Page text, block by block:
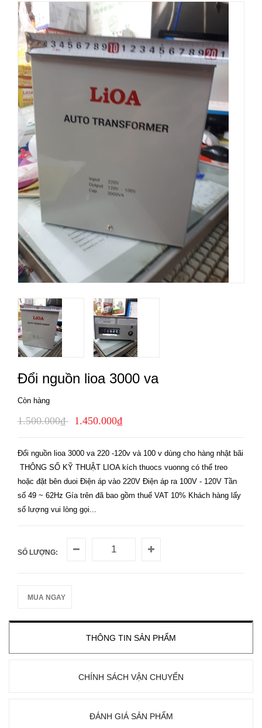
Đổi nguồn lioa 3000 va
Còn hàng
1.500.000₫ 1.450.000₫
Đổi nguồn lioa 3000 va 220 -120v và 100 v dùng cho hàng nhật bãi
THÔNG SỐ KỸ THUẬT LIOA kích thuocs vuonng có thể treo
hoặc đặt bên duoi Điện áp vào 220V Điện áp ra 100V - 120V Tần
số 49 ~ 62Hz Gía trên đã bao gồm thuế VAT 10% Khách hàng lấy
số lượng vui lòng gọi...
SỐ LƯỢNG:
MUA NGAY
THÔNG TIN SẢN PHẨM
CHÍNH SÁCH VẬN CHUYỂN
ĐÁNH GIÁ SẢN PHẨM